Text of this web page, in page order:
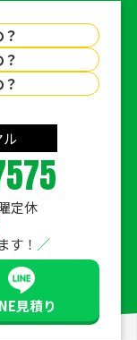
定休
す！
見積り